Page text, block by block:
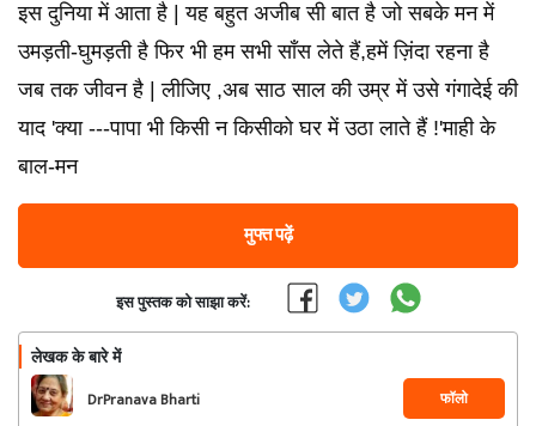
इस दुनिया में आता है | यह बहुत अजीब सी बात है जो सबके मन में
उमड़ती-घुमड़ती है फिर भी हम सभी साँस लेते हैं,हमें ज़िंदा रहना है
जब तक जीवन है | लीजिए ,अब साठ साल की उम्र में उसे गंगादेई की
याद 'क्या ---पापा भी किसी न किसीको घर में उठा लाते हैं !'माही के
बाल-मन
मुफ्त पढ़ें
इस पुस्तक को साझा करें:
लेखक के बारे में
DrPranava Bharti फॉलो